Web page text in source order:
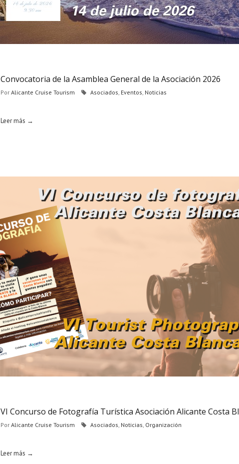
Convocatoria de la Asamblea General de la Asociación 2026
Por Alicante Cruise Tourism Asociados, Eventos, Noticias
Leer más →
VI Concurso de Fotografía Turística Asociación Alicante Costa
Por Alicante Cruise Tourism Asociados, Noticias, Organización
Leer más →